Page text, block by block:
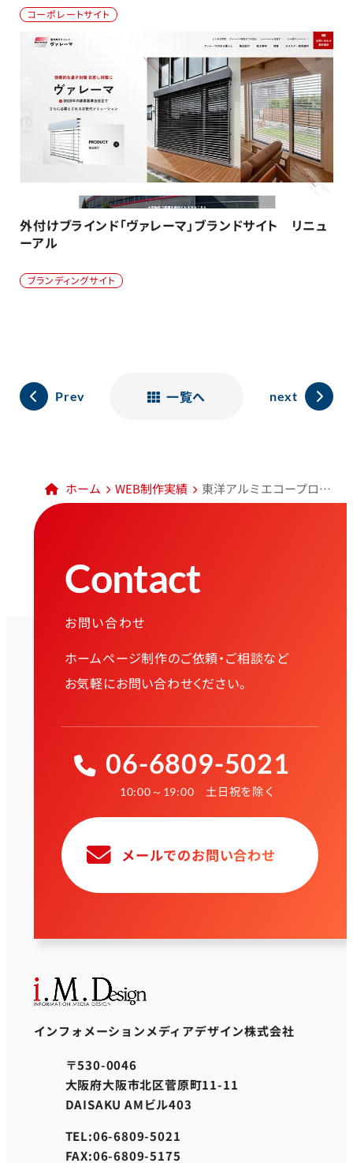
コーポレートサイト
外付けブラインド「ヴァレーマ」ブランドサイト リニュ
ーアル
ブランディングサイト
Prev 一覧へ next
ホーム WEB制作実績 東洋アルミエコープロダクツ株式会社様 コーポレートサイト
Contact
お問い合わせ
ホームページ制作のご依頼・ご相談など
お気軽にお問い合わせください。
06-6809-5021
10:00～19:00 土日祝を除く
メールでのお問い合わせ
インフォメーションメディアデザイン株式会社
〒530-0046
大阪府大阪市北区菅原町11-11
DAISAKU AMビル403
TEL:06-6809-5021
FAX:06-6809-5175